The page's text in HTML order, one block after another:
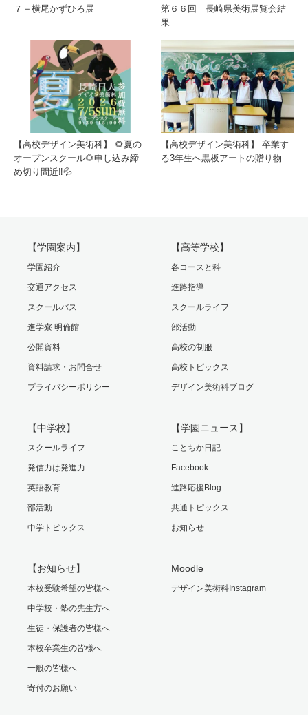
７＋横尾かずひろ展
第６６回 長崎県美術展覧会結
果
【高校デザイン美術科】 🌻夏の
オープンスクール🌻申し込み締
め切り間近‼️💦
【高校デザイン美術科】 卒業す
る3年生へ黒板アートの贈り物
【学園案内】
学園紹介
交通アクセス
スクールバス
進学寮 明倫館
公開資料
資料請求・お問合せ
プライバシーポリシー
【高等学校】
各コースと科
進路指導
スクールライフ
部活動
高校の制服
高校トピックス
デザイン美術科ブログ
【中学校】
スクールライフ
発信力は発進力
英語教育
部活動
中学トピックス
【学園ニュース】
ことちか日記
Facebook
進路応援Blog
共通トピックス
お知らせ
【お知らせ】
本校受験希望の皆様へ
中学校・塾の先生方へ
生徒・保護者の皆様へ
本校卒業生の皆様へ
一般の皆様へ
寄付のお願い
Moodle
デザイン美術科Instagram